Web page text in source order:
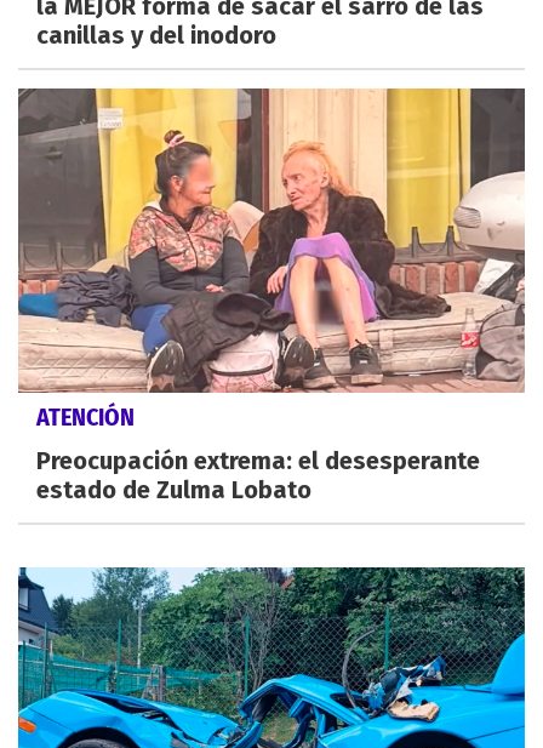
canillas y del inodoro
ATENCIÓN
Preocupación extrema: el desesperante
estado de Zulma Lobato